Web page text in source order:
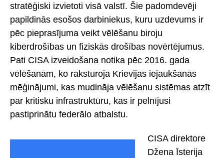
stratēģiski izvietoti visā valstī. Šie padomdevēji
papildinās esošos darbiniekus, kuru uzdevums ir
pēc pieprasījuma veikt vēlēšanu biroju
kiberdrošības un fiziskās drošības novērtējumus.
Pati CISA izveidošana notika pēc 2016. gada
vēlēšanām, ko raksturoja Krievijas iejaukšanās
mēģinājumi, kas mudināja vēlēšanu sistēmas atzīt
par kritisku infrastruktūru, kas ir pelnījusi
pastiprinātu federālo atbalstu.
CISA direktore
Džena Īsterija